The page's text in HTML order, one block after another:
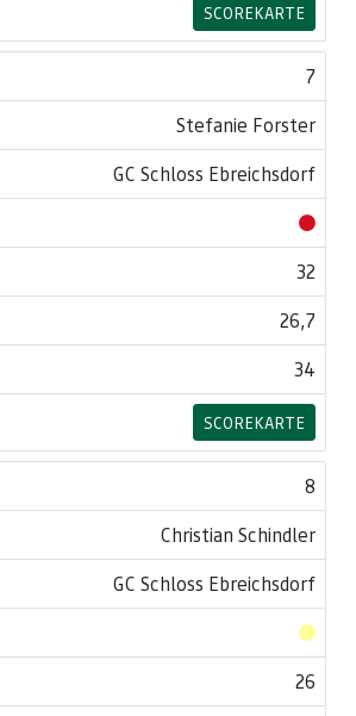
SCOREKARTE
7
Stefanie Forster
GC Schloss Ebreichsdorf
32
26,7
34
SCOREKARTE
8
Christian Schindler
GC Schloss Ebreichsdorf
26